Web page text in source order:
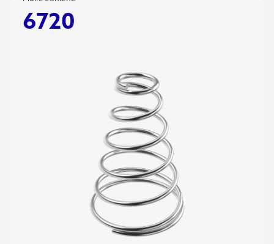
6720